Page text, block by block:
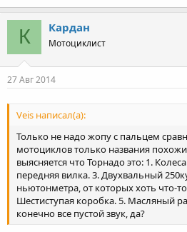
К Кардан
Мотоциклист
27 Авг 2014
Veis написал(а):
Только не надо жопу с пальцем
мотоциклов только названия
выясняется что Торнадо это: 1.
передняя вилка. 3. Двухвальный
ньютонметра, от которых хоть что-то
Шестиступая коробка. 5. Масляный
конечно все пустой звук, да?